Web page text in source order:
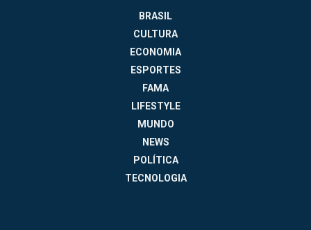
BRASIL
CULTURA
ECONOMIA
ESPORTES
FAMA
LIFESTYLE
MUNDO
NEWS
POLÍTICA
TECNOLOGIA